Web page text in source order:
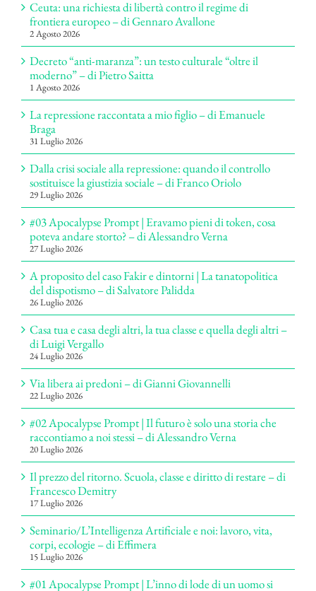
Ceuta: una richiesta di libertà contro il regime di
frontiera europeo – di Gennaro Avallone
2 Agosto 2026
Decreto “anti-maranza”: un testo culturale “oltre il
moderno” – di Pietro Saitta
1 Agosto 2026
La repressione raccontata a mio figlio – di Emanuele
Braga
31 Luglio 2026
Dalla crisi sociale alla repressione: quando il controllo
sostituisce la giustizia sociale – di Franco Oriolo
29 Luglio 2026
#03 Apocalypse Prompt | Eravamo pieni di token, cosa
poteva andare storto? – di Alessandro Verna
27 Luglio 2026
A proposito del caso Fakir e dintorni | La tanatopolitica
del dispotismo – di Salvatore Palidda
26 Luglio 2026
Casa tua e casa degli altri, la tua classe e quella degli altri –
di Luigi Vergallo
24 Luglio 2026
Via libera ai predoni – di Gianni Giovannelli
22 Luglio 2026
#02 Apocalypse Prompt | Il futuro è solo una storia che
raccontiamo a noi stessi – di Alessandro Verna
20 Luglio 2026
Il prezzo del ritorno. Scuola, classe e diritto di restare – di
Francesco Demitry
17 Luglio 2026
Seminario/L’Intelligenza Artificiale e noi: lavoro, vita,
corpi, ecologie – di Effimera
15 Luglio 2026
#01 Apocalypse Prompt | L’inno di lode di un uomo si